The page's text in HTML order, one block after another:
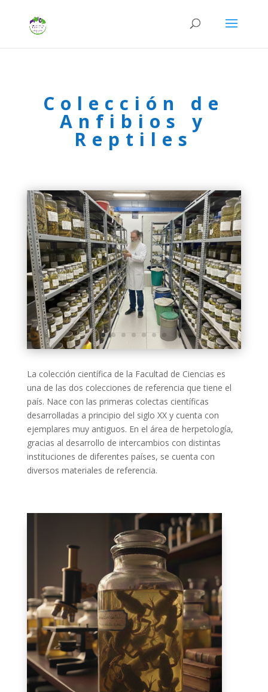
Colección de
Anfibios y
Reptiles
La colección científica de la Facultad de Ciencias es
una de las dos colecciones de referencia que tiene el
país. Nace con las primeras colectas científicas
desarrolladas a principio del siglo XX y cuenta con
ejemplares muy antiguos. En el área de herpetología,
gracias al desarrollo de intercambios con distintas
instituciones de diferentes países, se cuenta con
diversos materiales de referencia.